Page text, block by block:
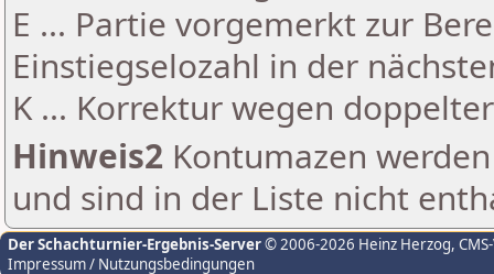
E ... Partie vorgemerkt zur
Einstiegselozahl in der
K ... Korrektur wegen
Hinweis2 Kontumazen
und sind in der Liste nicht
Der Schachturnier-Ergebnis-Server© 2006-2026 Heinz Herzog,
Impressum / Nutzungsbedingungen